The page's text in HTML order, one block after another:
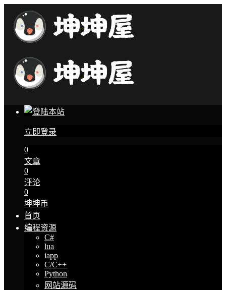
立即登录
0
文章
0
评论
0
坤坤币
首页
编程资源
C#
lua
iapp
C/C++
Python
网站源码